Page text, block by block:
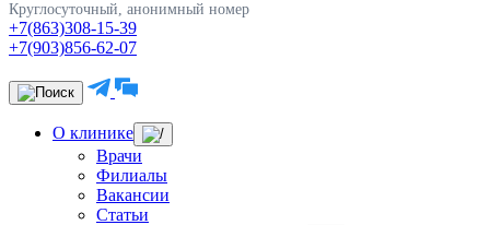
Круглосуточный, анонимный номер
+7(863)308-15-39
+7(903)856-62-07
О клинике
Врачи
Филиалы
Вакансии
Статьи